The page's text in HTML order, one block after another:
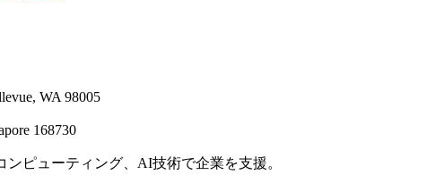
WA 98005
168730
ンピューティング、AI技術で企業を支援。